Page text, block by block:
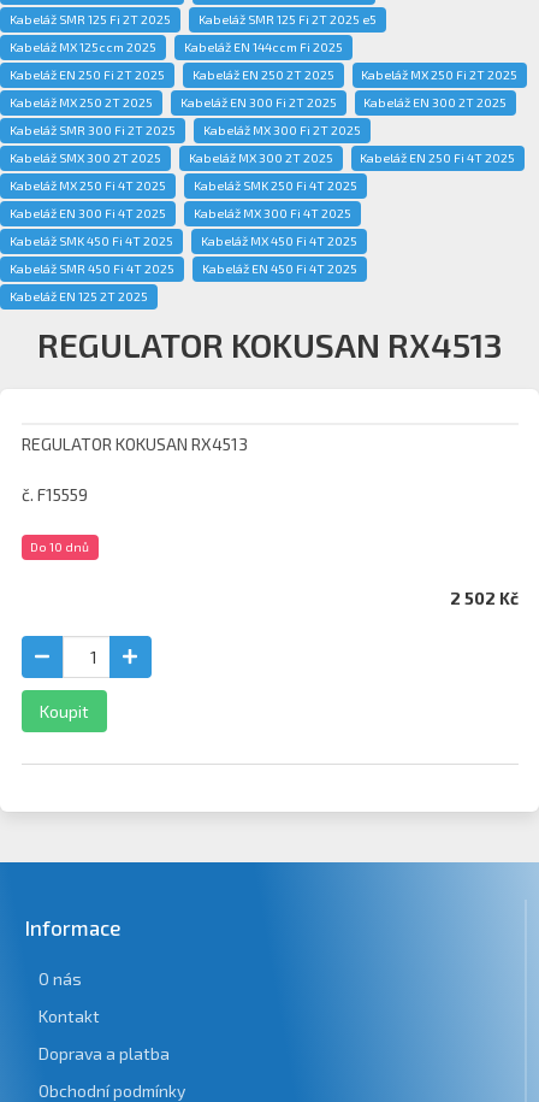
Kabeláž SMR 125 Fi 2T 2025
Kabeláž SMR 125 Fi 2T 2025 e5
Kabeláž MX 125ccm 2025
Kabeláž EN 144ccm Fi 2025
Kabeláž EN 250 Fi 2T 2025
Kabeláž EN 250 2T 2025
Kabeláž MX 250 Fi 2T 2025
Kabeláž MX 250 2T 2025
Kabeláž EN 300 Fi 2T 2025
Kabeláž EN 300 2T 2025
Kabeláž SMR 300 Fi 2T 2025
Kabeláž MX 300 Fi 2T 2025
Kabeláž SMX 300 2T 2025
Kabeláž MX 300 2T 2025
Kabeláž EN 250 Fi 4T 2025
Kabeláž MX 250 Fi 4T 2025
Kabeláž SMK 250 Fi 4T 2025
Kabeláž EN 300 Fi 4T 2025
Kabeláž MX 300 Fi 4T 2025
Kabeláž SMK 450 Fi 4T 2025
Kabeláž MX 450 Fi 4T 2025
Kabeláž SMR 450 Fi 4T 2025
Kabeláž EN 450 Fi 4T 2025
Kabeláž EN 125 2T 2025
REGULATOR KOKUSAN RX4513
REGULATOR KOKUSAN RX4513
č. F15559
Do 10 dnů
2 502 Kč
Koupit
Informace
O nás
Kontakt
Doprava a platba
Obchodní podmínky